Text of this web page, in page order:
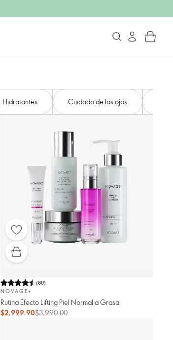
Hidratantes Cuidado de los ojos
(80)
NOVAGE+
Rutina Efecto Lifting Piel Normal a Grasa
$2,999.90$3,990.00